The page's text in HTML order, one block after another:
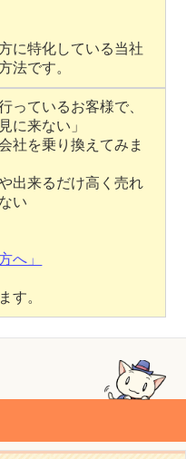
に特化している当社
法です。
っているお客様で、
に来ない」
社を乗り換えてみま
出来るだけ高く売れ
い
へ」
す。